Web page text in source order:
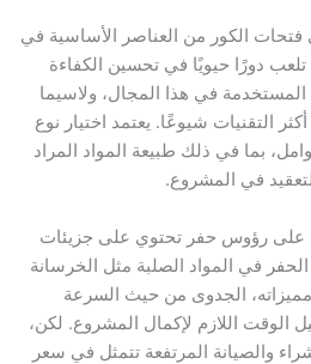
الكور من العناصر الأساسية في
حيويًا في تحسين الكفاءة
في هذا المجال، ولاسيما
شيوعًا. يعتمد اختيار نوع
في ذلك طبيعة المواد المراد
في المشروع.
رؤوس حفر تحتوي على جزيئات
المواد الصلبة مثل الخرسانة
الجدوى من حيث السرعة
اللازم لإكمال المشروع. لكن،
المرتفعة تتمثل في سعر